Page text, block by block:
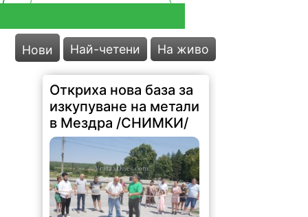
Нови Най-четени На живо
Откриха нова база за
изкупуване на метали
в Мездра /СНИМКИ/